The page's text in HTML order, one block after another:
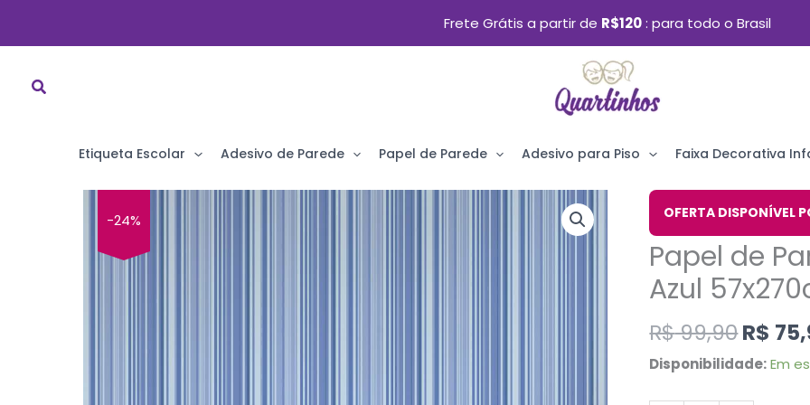
Ir
Frete Grátis a partir de R$120 para todo o Brasil
Etiqueta Escolar Adesivo de Parede Papel de Parede Adesivo para Piso Faixa Decorativa
-24% OFERTA DISPONÍVEL
Papel de
Azul
R$99,90
O
preço
era:
R$
Disponibilidade: Em
Papel
de
Parede
Listrado
de
Azul